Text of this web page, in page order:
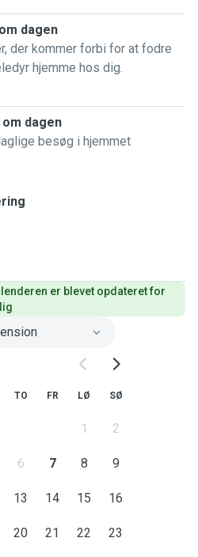
dagen
der kommer forbi for at fodre
hjemme hos dig.
dagen
besøg i hjemmet
er blevet opdateret for
TO FR LØ SØ
1 2
6 7 8 9
13 14 15 16
20 21 22 23